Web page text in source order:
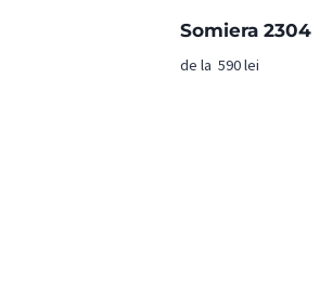
Somiera 2304
de la 590lei